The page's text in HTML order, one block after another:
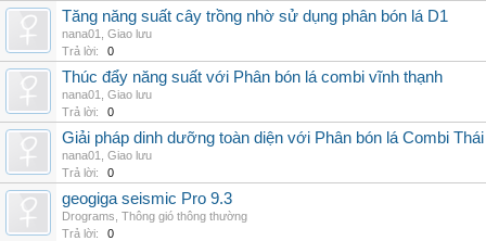
Tăng năng suất cây trồng nhờ sử dụng phân bón lá D1
nana01
Giao lưu
Trả lời:
0
Thúc đẩy năng suất với Phân bón lá combi vĩnh thạnh
nana01
Giao lưu
Trả lời:
0
Giải pháp dinh dưỡng toàn diện với Phân bón lá Combi Thái
nana01
Giao lưu
Trả lời:
0
geogiga seismic Pro 9.3
Drograms Thông gió thông thường
Trả lời:
0